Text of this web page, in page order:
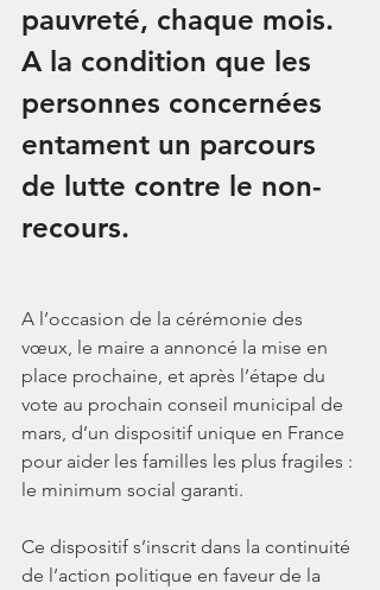
pauvreté, chaque mois.
A la condition que les
personnes concernées
entament un parcours
de lutte contre le non-
recours.
A l’occasion de la cérémonie des
vœux, le maire a annoncé la mise en
place prochaine, et après l’étape du
vote au prochain conseil municipal de
mars, d’un dispositif unique en France
pour aider les familles les plus fragiles :
le minimum social garanti.
Ce dispositif s’inscrit dans la continuité
de l’action politique en faveur de la